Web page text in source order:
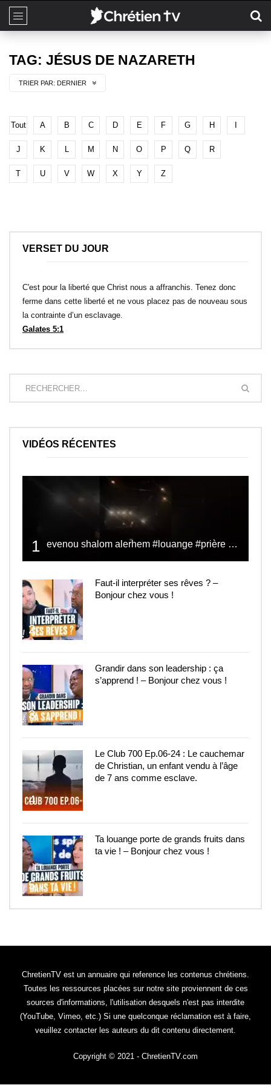
TAG: JÉSUS DE NAZARETH
TRIER PAR: DERNIER
Tout A B C D E F G H
J K L M N O P Q R
T U V W X Y Z
VERSET DU JOUR
C'est pour la liberté que Christ nous a affranchis. Tenez donc
ferme dans cette liberté et ne vous placez pas de nouveau sous
la contrainte d’un esclavage.
Galates 5:1
VIDÉOS RÉCENTES
1 evenou shalom alerhem #louange #prière #shalom
2
Faut-il interpréter ses rêves ? –
Bonjour chez vous !
3
Grandir dans son leadership : ça
s’apprend ! – Bonjour chez vous !
4
Le Club 700 Ep.06-24 : Le cauchemar
de Christian, un enfant vendu à l’âge
de 7 ans comme esclave.
5
Ta louange porte de grands fruits dans
ta vie ! – Bonjour chez vous !
ChretienTV est un annuaire qui reference les contenus chrétiens.
Toutes les ressources placées sur notre site proviennent de ces
sources d'informations, l'utilisation desquels n'est pas interdite
(YouTube, Vimeo, etc.) Si une quelconque réclamation est à faire,
veuillez contacter les auteurs du dit contenu directement.
Copyright © 2021 - ChretienTV.com